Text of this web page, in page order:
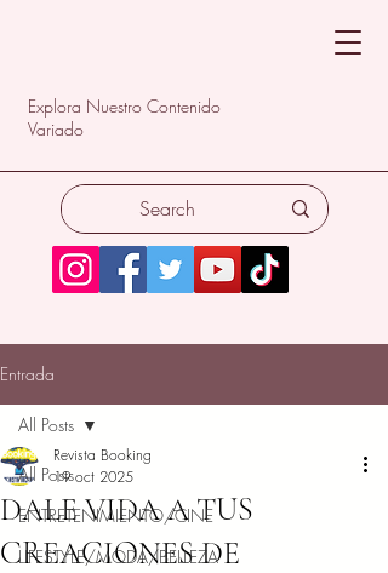
Explora Nuestro Contenido
Variado
Entrada
All Posts
ENTRETENIMIENTO/CINE
LIFESTYLE/MODA/BELLEZA
All Posts
DALE VIDA A TUS
CREACIONES DE
Revista Booking
19 oct 2025